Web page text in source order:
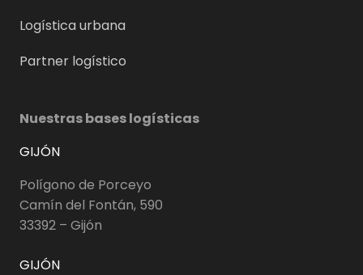
Logística urbana
Partner logístico
Nuestras bases logísticas
GIJÓN
Polígono de Porceyo
Camín del Fontán, 590
33392 – Gijón
GIJÓN